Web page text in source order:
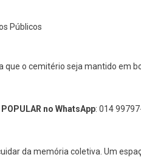
Públicos
o cemitério seja mantido em
no WhatsApp: 014
da memória coletiva. Um